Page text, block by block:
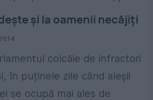
și la oamenii necăjiți
colcăie de infractori
în puținele zile când aleșii
se ocupă mai ales de